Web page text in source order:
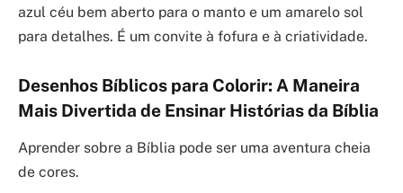
azul céu bem aberto para o manto e um amarelo sol
para detalhes. É um convite à fofura e à criatividade.
Desenhos Bíblicos para Colorir: A Maneira
Mais Divertida de Ensinar Histórias da Bíblia
Aprender sobre a Bíblia pode ser uma aventura cheia
de cores.